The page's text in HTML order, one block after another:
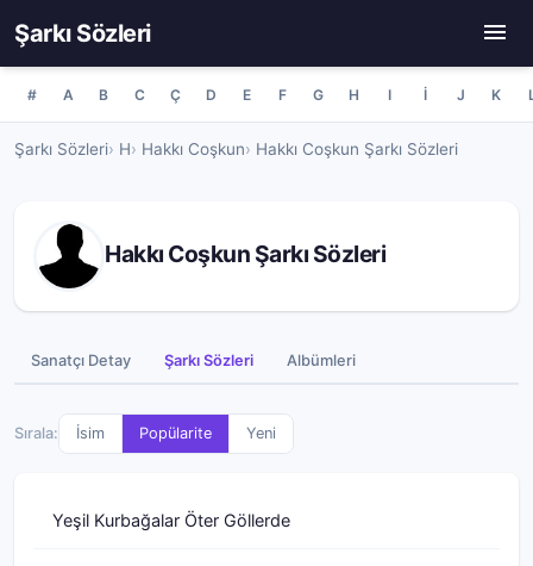
Şarkı Sözleri
# A B C Ç D E F G H I İ J K
Şarkı Sözleri H Hakkı Coşkun Hakkı Coşkun Şarkı Sözleri
Hakkı Coşkun Şarkı Sözleri
Sanatçı Detay Şarkı Sözleri Albümleri
Sırala: İsim Popülarite Yeni
Yeşil Kurbağalar Öter Göllerde